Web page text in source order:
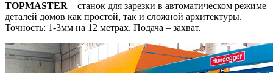
TOPMASTER – станок для зарезки в автоматическом режиме
деталей домов как простой, так и сложной архитектуры.
Точность: 1-3мм на 12 метрах. Подача – захват.